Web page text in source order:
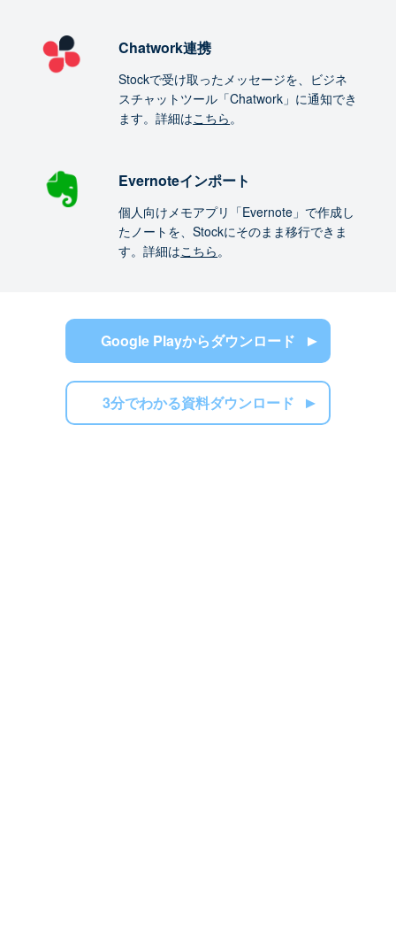
Chatwork連携
Stockで受け取ったメッセージを、ビジネ
スチャットツール「Chatwork」に通知でき
ます。詳細はこちら 。
Evernoteインポート
個人向けメモアプリ「Evernote」で作成し
たノートを、Stockにそのまま移行できま
す。詳細はこちら 。
Google Playからダウンロード
3分でわかる資料ダウンロード